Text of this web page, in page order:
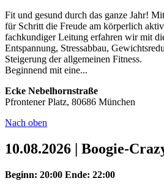
Fit und gesund durch das ganze Jahr!
für Schritt die Freude am körperlich
fachkundiger Leitung erfahren wir mit
Entspannung, Stressabbau,
Steigerung der allgemeinen Fitness.
Beginnend mit eine...
Ecke Nebelhornstraße
Pfrontener Platz, 80686 München
Nach oben
10.08.2026 | Boogie-
Beginn: 20:00 Ende: 22:00